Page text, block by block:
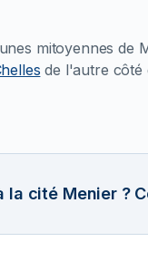
mitoyennes de
de l'autre côté
cité Menier ?